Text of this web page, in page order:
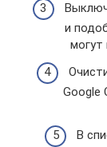
и
могут
Google
В